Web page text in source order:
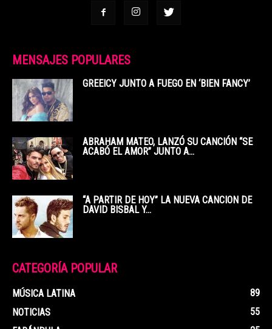
MENSAJES POPULARES
GREEICY JUNTO A FUEGO EN ‘BIEN FANCY’
ABRAHAM MATEO, LANZÓ SU CANCIÓN “SE
ACABÓ EL AMOR” JUNTO A...
“A PARTIR DE HOY” LA NUEVA CANCION DE
DAVID BISBAL Y...
CATEGORÍA POPULAR
MÚSICA LATINA
89
NOTICIAS
55